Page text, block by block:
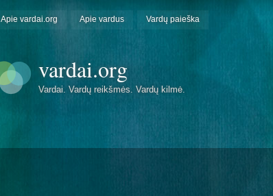
Apie vardai.org Apie vardus Vardų paieška
vardai.org
Vardai. Vardų reikšmės. Vardų kilmė.